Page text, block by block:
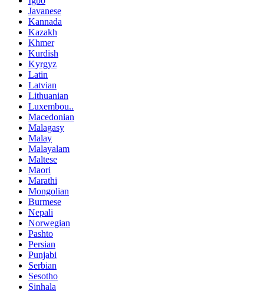
Javanese
Kannada
Kazakh
Khmer
Kurdish
Kyrgyz
Latin
Latvian
Lithuanian
Luxembou..
Macedonian
Malagasy
Malay
Malayalam
Maltese
Maori
Marathi
Mongolian
Burmese
Nepali
Norwegian
Pashto
Persian
Punjabi
Serbian
Sesotho
Sinhala